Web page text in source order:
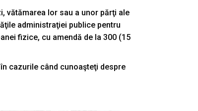
vătămarea lor sau a unor părţi ale
administraţiei publice pentru
fizice, cu amendă de la 300 (15
cazurile când cunoaşteţi despre